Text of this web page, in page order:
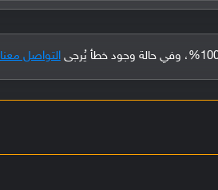
التواصل معنا